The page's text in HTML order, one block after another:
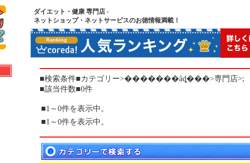
ダイエット・健康 専門店 -
ネットショップ・ネットサービスのお徳情報満載！
■検索条件■カテゴリー>�������åȡ���>専門店>;
■該当件数■0件
■1～0件を表示中。
■1～0件を表示中。